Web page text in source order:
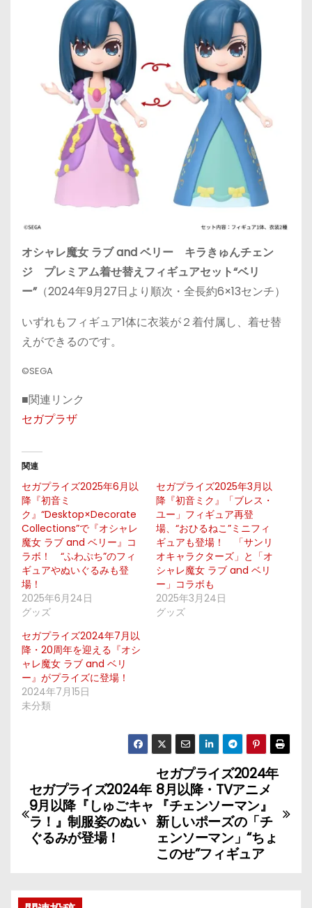
オシャレ魔女 ラブ and ベリー キラきゅんチェン
ジ プレミアム着せ替えフィギュアセット“ベリ
ー”（2024年9月27日より順次・全長約6×13センチ）
いずれもフィギュア1体に衣装が２着付属し、着せ替
えができるのです。
©SEGA
■関連リンク
セガプラザ
関連
セガプライズ2025年6月以
降『初音ミ
ク』“Desktop×Decorate
Collections”で『オシャレ
魔女 ラブ and ベリー』コ
ラボ！ “ふわぷち”のフィ
ギュアやぬいぐるみも登
場！
2025年6月24日
グッズ
セガプライズ2025年3月以
降『初音ミク』「ブレス・
ユー」フィギュア再登
場、“おひるねこ”ミニフィ
ギュアも登場！ 「サンリ
オキャラクターズ」と「オ
シャレ魔女 ラブ and ベリ
ー」コラボも
2025年3月24日
グッズ
セガプライズ2024年7月以
降・20周年を迎える『オシ
ャレ魔女 ラブ and ベリ
ー』がプライズに登場！
2024年7月15日
未分類
投
稿
ナ
ゲ
セガプライズ2024年
8月以降・TVアニメ
『チェンソーマン』
新しいポーズの「チ
ェンソーマン」“ちょ
このせ”フィギュア
セガプライズ2024年
9月以降『しゅごキャ
ラ！』制服姿のぬい
ぐるみが登場！